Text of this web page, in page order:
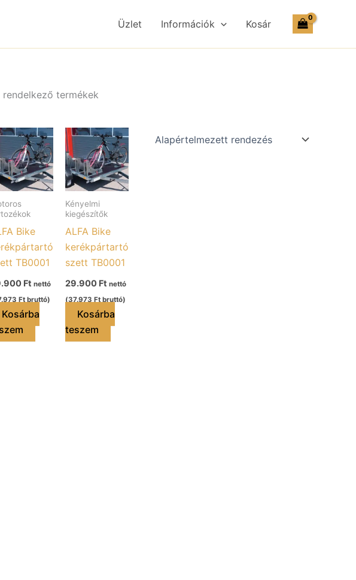
Üzlet Információk Kosár
termékek
Bike
TB0001
Ft nettó
Ft bruttó)
Kosárba
Kényelmi
kiegészítők
ALFA Bike
kerékpártartó
szett TB0001
29.900 Ft nettó
(37.973 Ft bruttó)
Kosárba
teszem